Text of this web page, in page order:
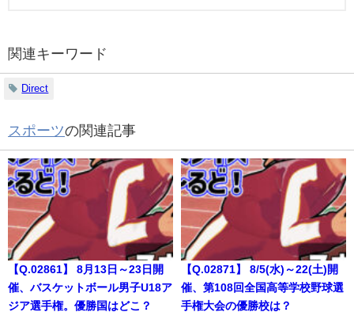
関連キーワード
Direct
スポーツの関連記事
【Q.02861】 8月13日～23日開
催、バスケットボール男子U18ア
ジア選手権。優勝国はどこ？
【Q.02871】 8/5(水)～22(土)開
催、第108回全国高等学校野球選
手権大会の優勝校は？